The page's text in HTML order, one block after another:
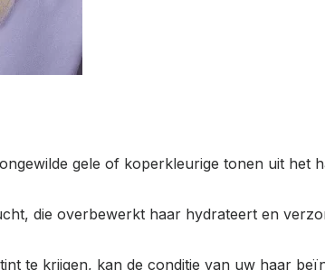
gele of koperkleurige tonen uit het
die overbewerkt haar hydrateert en
te krijgen, kan de conditie van uw haar